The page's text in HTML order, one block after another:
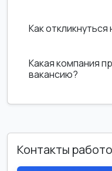
Как
Какая компания
вакансию?
Контакты